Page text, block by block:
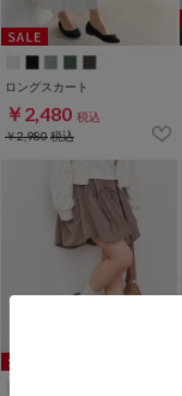
ロングスカート
￥2,480 税込
￥2,980税込